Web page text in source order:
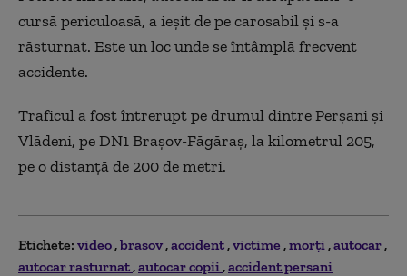
cursă periculoasă, a ieșit de pe carosabil și s-a
răsturnat. Este un loc unde se întâmplă frecvent
accidente.
Traficul a fost întrerupt pe drumul dintre Perșani și
Vlădeni, pe DN1 Brașov-Făgăraș, la kilometrul 205,
pe o distanță de 200 de metri.
Etichete: video brasov accident victime morți autocar
autocar rasturnat autocar copii accident persani